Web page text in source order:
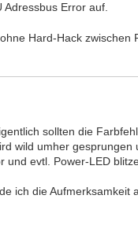
Adressbus Error auf.
Hard-Hack zwischen
sollten die
wild umher gesprungen
evtl. Power-LED
ich die Aufmerksamkeit